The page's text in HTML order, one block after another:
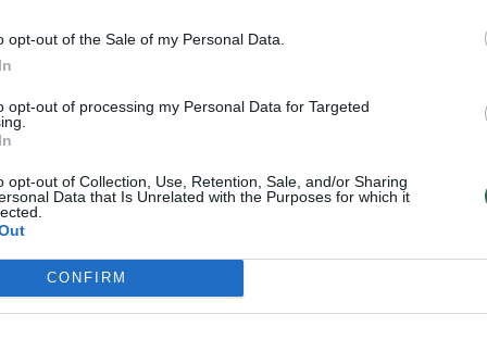
opt-out of the Sale of my Personal Data.
opt-out of processing my Personal Data for Targeted
opt-out of Collection, Use, Retention, Sale, and/or Sharing
Data that Is Unrelated with the Purposes for which it
CONFIRM
Žinios Lietuvos diena
00:02:08
Aukštaitijos pučiamųjų orkestras